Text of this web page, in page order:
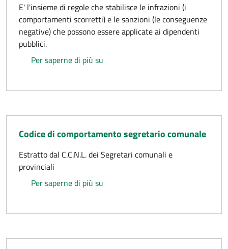
E' l'insieme di regole che stabilisce le infrazioni (i
comportamenti scorretti) e le sanzioni (le conseguenze
negative) che possono essere applicate ai dipendenti
pubblici.
Per saperne di più su
Codice di comportamento segretario comunale
Estratto dal C.C.N.L. dei Segretari comunali e
provinciali
Per saperne di più su